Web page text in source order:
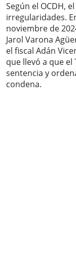
Según el OCDH,
irregularidades.
noviembre de
Jarol Varona
el fiscal Adán
que llevó a que
sentencia y
condena.